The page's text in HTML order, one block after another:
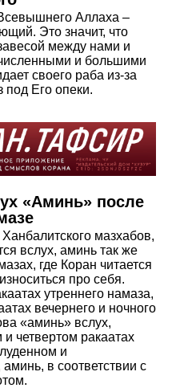
Аллаха –
Это значит, что
между нами и
и большими
своего раба из-за
под Его опеки.
«Аминь» после
мазхабов,
вслух, аминь так же
где Коран читается
про себя.
утреннего намаза,
вечернего и ночного
«аминь» вслух,
четвертом ракаатах
и
в соответствии с